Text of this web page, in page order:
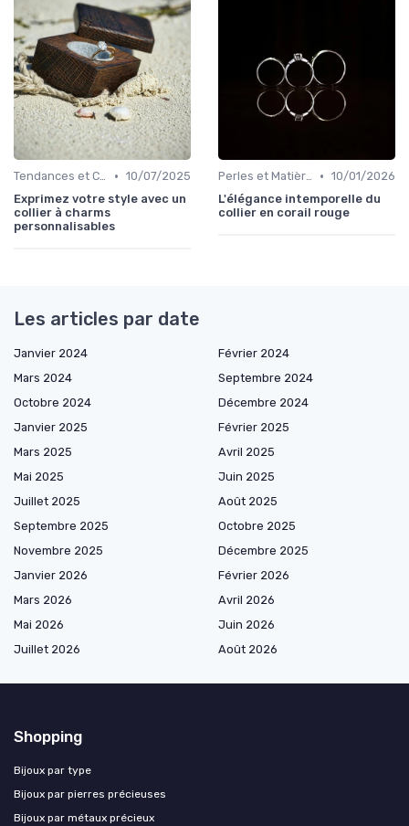
Tendances et Conseils de Style • 10/07/2025
Exprimez votre style avec un
collier à charms
personnalisables
Perles et Matières Rares • 10/01/2026
L'élégance intemporelle du
collier en corail rouge
Les articles par date
Janvier 2024
Février 2024
Mars 2024
Septembre 2024
Octobre 2024
Décembre 2024
Janvier 2025
Février 2025
Mars 2025
Avril 2025
Mai 2025
Juin 2025
Juillet 2025
Août 2025
Septembre 2025
Octobre 2025
Novembre 2025
Décembre 2025
Janvier 2026
Février 2026
Mars 2026
Avril 2026
Mai 2026
Juin 2026
Juillet 2026
Août 2026
Shopping
Bijoux par type
Bijoux par pierres précieuses
Bijoux par métaux précieux